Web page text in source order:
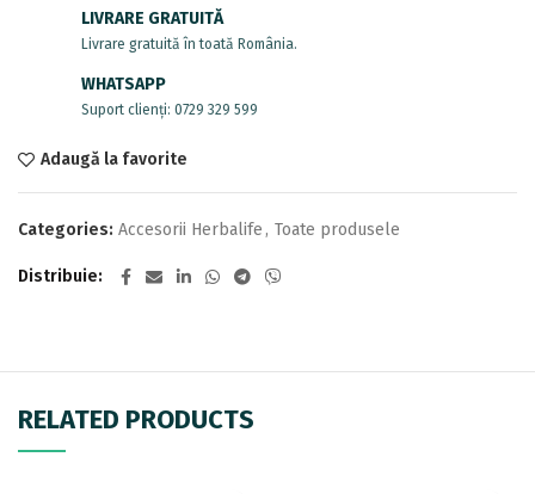
LIVRARE GRATUITĂ
Livrare gratuită în toată România.
WHATSAPP
Suport clienți: 0729 329 599
Adaugă la favorite
Categories: Accesorii Herbalife , Toate produsele
Distribuie
RELATED PRODUCTS